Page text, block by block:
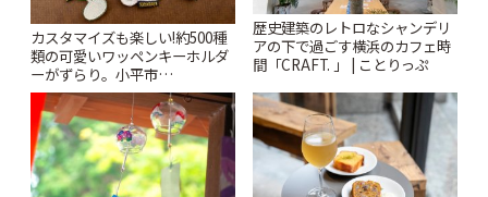
カスタマイズも楽しい!約500種
類の可愛いワッペンキーホルダ
ーがずらり。小平市
「Kimamaya T&K」 | ことりっ
ぷ
歴史建築のレトロなシャンデリ
アの下で過ごす横浜のカフェ時
間「CRAFT. 」 | ことりっぷ